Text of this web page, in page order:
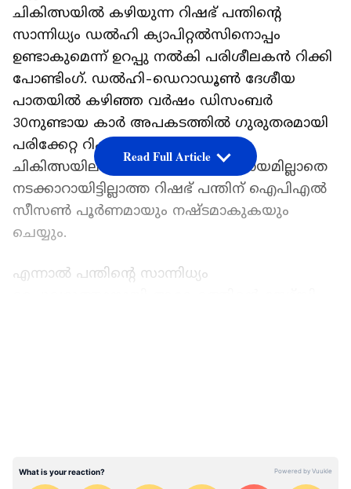
ചികിത്സയില്‍ കഴിയുന്ന റിഷഭ് പന്തിന്‍റെ
സാന്നിധ്യം ഡല്‍ഹി ക്യാപിറ്റല്‍സിനൊപ്പം
ഉണ്ടാകുമെന്ന് ഉറപ്പു നല്‍കി പരിശീലകന്‍ റിക്കി
പോണ്ടിംഗ്. ഡല്‍ഹി-ഡെറാഡൂണ്‍ ദേശീയ
പാതയില്‍ കഴിഞ്ഞ വര്‍ഷം ഡിസംബര്‍
30നുണ്ടായ കാര്‍ അപകടത്തില്‍ ഗുരുതരമായി
പരിക്കേറ്റ റിഷഭ് പന്ത് ഇപ്പോഴും
ചികിത്സയിലാണ്. ക്രച്ചസിന്‍റെ സഹായമില്ലാതെ
നടക്കാറായിട്ടില്ലാത്ത റിഷഭ് പന്തിന് ഐപിഎല്‍
സീസണ്‍ പൂര്‍ണമായും നഷ്ടമാകുകയും
ചെയ്യും.
എന്നാല്‍ പന്തിന്‍റെ സാന്നിധ്യം
വഴികളാണ് ഞങ്ങള്‍ ആലോചിച്ചത്.
Read Full Article